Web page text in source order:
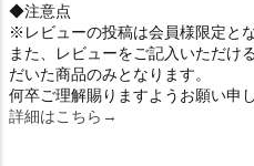
◆注意点
※レビューの投稿は会員様限定と
また、レビューをご記入いただけ
だいた商品のみとなります。
何卒ご理解賜りますようお願い申
詳細はこちら→